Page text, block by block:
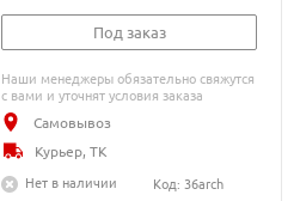
Под заказ
Наши менеджеры обязательно свяжутся
с вами и уточнят условия заказа
Самовывоз
Курьер, ТК
Нет в наличии
Код: 36arch